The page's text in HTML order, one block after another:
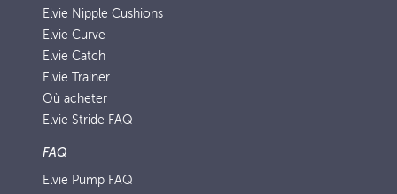
Elvie Nipple Cushions
Elvie Curve
Elvie Catch
Elvie Trainer
Où acheter
Elvie Stride FAQ
FAQ
Elvie Pump FAQ